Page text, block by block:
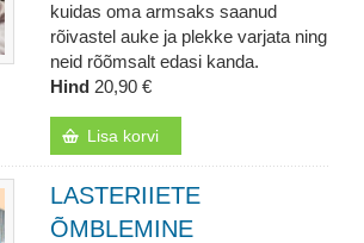
kuidas oma armsaks saanud
rõivastel auke ja plekke varjata ning
neid rõõmsalt edasi kanda.
Hind 20,90 €
Lisa korvi
LASTERIIETE
ÕMBLEMINE